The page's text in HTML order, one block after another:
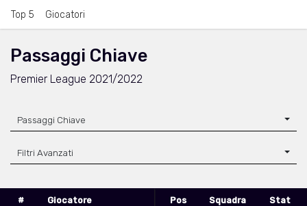
Top 5 Giocatori
Passaggi Chiave
Premier League 2021/2022
Passaggi Chiave
Filtri Avanzati
# Giocatore Pos Squadra Stat